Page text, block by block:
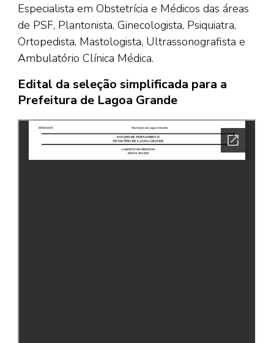
Especialista em Obstetrícia e Médicos das áreas
de PSF, Plantonista, Ginecologista, Psiquiatra,
Ortopedista, Mastologista, Ultrassonografista e
Ambulatório Clínica Médica.
Edital da seleção simplificada para a
Prefeitura de Lagoa Grande